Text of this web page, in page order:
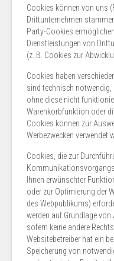
Cookies können von uns
Drittunternehmen
Party-Cookies
Dienstleistungen von
(z. B. Cookies zur
Cookies haben
sind technisch
ohne diese nicht
Warenkorbfunktion oder
Cookies können zur
Werbezwecken verwendet
Cookies, die zur
Ihnen erwünschter
oder zur Optimierung der
des Webpublikums)
werden auf Grundlage von
sofern keine andere
Websitebetreiber hat ein
Speicherung von